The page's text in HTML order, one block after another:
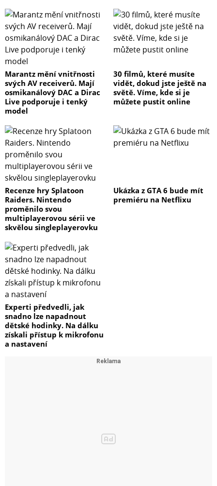
Marantz mění vnitřnosti
svých AV receiverů. Mají
osmikanálový DAC a Dirac
Live podporuje i tenký
model
30 filmů, které musíte
vidět, dokud jste ještě na
světě. Víme, kde si je
můžete pustit online
Recenze hry Splatoon
Raiders. Nintendo
proměnilo svou
multiplayerovou sérii ve
skvělou singleplayerovku
Ukázka z GTA 6 bude mít
premiéru na Netflixu
Experti předvedli, jak
snadno lze napadnout
dětské hodinky. Na dálku
získali přístup k mikrofonu
a nastavení